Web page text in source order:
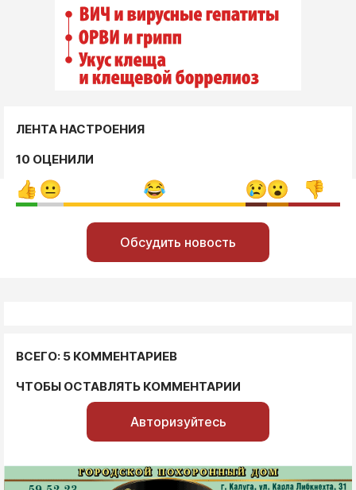
ЛЕНТА НАСТРОЕНИЯ
10 ОЦЕНИЛИ
Обсудить новость
ВСЕГО: 5 КОММЕНТАРИЕВ
ЧТОБЫ ОСТАВЛЯТЬ КОММЕНТАРИИ
Авторизуйтесь